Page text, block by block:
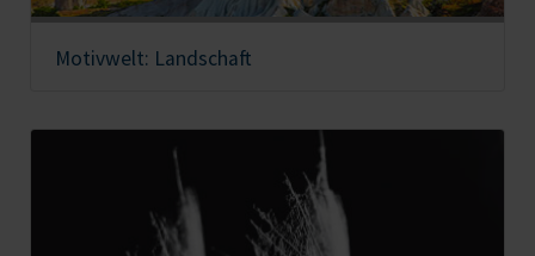
Motivwelt: Landschaft